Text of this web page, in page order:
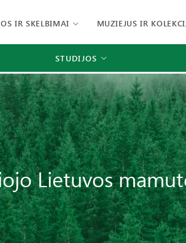
IR SKELBIMAI MUZIEJUS IR
STUDIJOS
Lietuvos